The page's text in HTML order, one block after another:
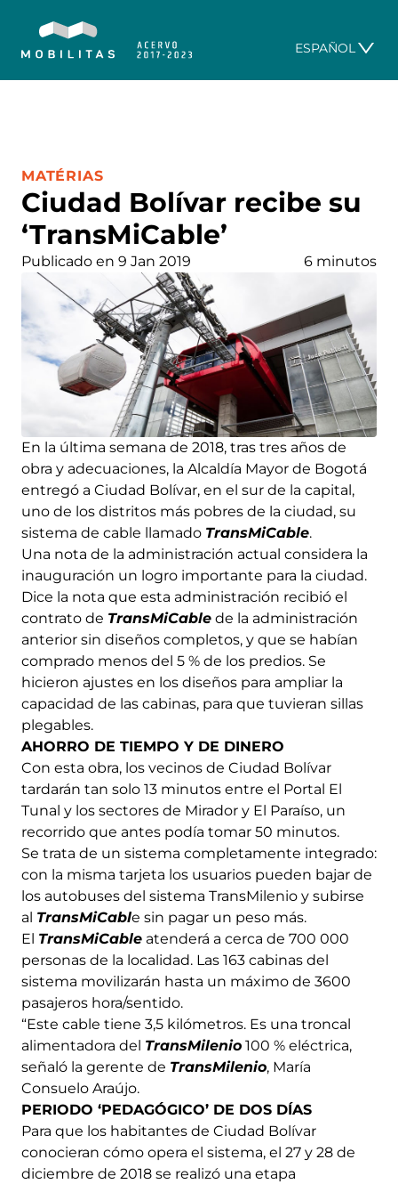
ESPAÑOL
Ciudad Bolívar recibe su
‘TransMiCable’
CATEGORÍA:
MATÉRIAS
Publicado en 9 Jan 2019 6 minutos
En la última semana de 2018, tras tres años de
obra y adecuaciones, la Alcaldía Mayor de Bogotá
entregó a Ciudad Bolívar, en el sur de la capital,
uno de los distritos más pobres de la ciudad, su
sistema de cable llamado TransMiCable.
Una nota de la administración actual considera la
inauguración un logro importante para la ciudad.
Dice la nota que esta administración recibió el
contrato de TransMiCable de la administración
anterior sin diseños completos, y que se habían
comprado menos del 5 % de los predios. Se
hicieron ajustes en los diseños para ampliar la
capacidad de las cabinas, para que tuvieran sillas
plegables.
AHORRO DE TIEMPO Y DE DINERO
Con esta obra, los vecinos de Ciudad Bolívar
tardarán tan solo 13 minutos entre el Portal El
Tunal y los sectores de Mirador y El Paraíso, un
recorrido que antes podía tomar 50 minutos.
Se trata de un sistema completamente integrado:
con la misma tarjeta los usuarios pueden bajar de
los autobuses del sistema TransMilenio y subirse
al TransMiCable sin pagar un peso más.
El TransMiCable atenderá a cerca de 700 000
personas de la localidad. Las 163 cabinas del
sistema movilizarán hasta un máximo de 3600
pasajeros hora/sentido.
“Este cable tiene 3,5 kilómetros. Es una troncal
alimentadora del TransMilenio 100 % eléctrica,
señaló la gerente de TransMilenio, María
Consuelo Araújo.
PERIODO ‘PEDAGÓGICO’ DE DOS DÍAS
Para que los habitantes de Ciudad Bolívar
conocieran cómo opera el sistema, el 27 y 28 de
diciembre de 2018 se realizó una etapa